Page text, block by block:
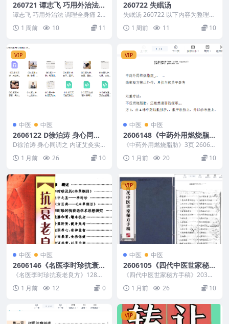
260721 谭志飞 巧用外治法
调理全身痛 23+2讲视频课
谭志飞 巧用外治法 调理全身痛 23
+2讲视频课 260721 260721 谭...
1 周前 10 11
260722 失眠汤
失眠汤 260722 以下内容为整理的
相关资料内容相关推荐描述请自行
查看 失眠汤...
1 周前 11 10
VIP
中医 中医
2606122 D徐泊涛 身心同调
之 内证艾灸实战精讲20集
D徐泊涛 身心同调之 内证艾灸实
战精讲20集 2606122 2606122
D... 1 月前 26 10
VIP
中医 中医
2606148《中药外用燃烧脂
肪》3页
《中药外用燃烧脂肪》3页 26061
48 以下内容为整理的相关资料内
容相关推荐描...
1 月前 20 10
中医 中医
2606146《名医李时珍抗衰老
良方》128页
《名医李时珍抗衰老良方》128页
2606146 以下内容为整理的相关
资料内容相...
1 月前 12 0
VIP
中医 中医
2606105《四代中医世家秘方
手稿》203页
《四代中医世家秘方手稿》203页
1 月前 26 10
VIP